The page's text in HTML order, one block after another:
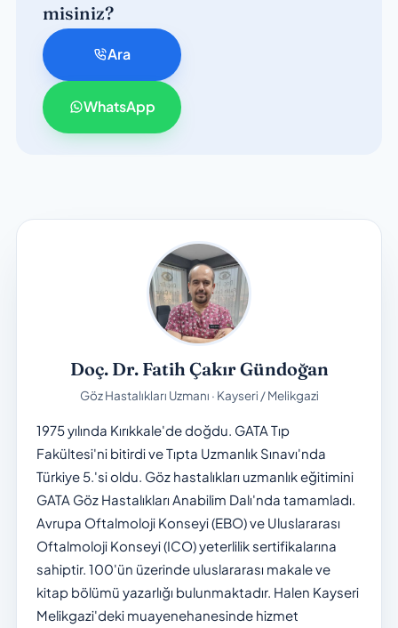
misiniz?
Ara
WhatsApp
Doç. Dr. Fatih Çakır Gündoğan
Göz Hastalıkları Uzmanı · Kayseri / Melikgazi
1975 yılında Kırıkkale'de doğdu. GATA Tıp
Fakültesi'ni bitirdi ve Tıpta Uzmanlık Sınavı'nda
Türkiye 5.'si oldu. Göz hastalıkları uzmanlık eğitimini
GATA Göz Hastalıkları Anabilim Dalı'nda tamamladı.
Avrupa Oftalmoloji Konseyi (EBO) ve Uluslararası
Oftalmoloji Konseyi (ICO) yeterlilik sertifikalarına
sahiptir. 100'ün üzerinde uluslararası makale ve
kitap bölümü yazarlığı bulunmaktadır. Halen Kayseri
Melikgazi'deki muayenehanesinde hizmet